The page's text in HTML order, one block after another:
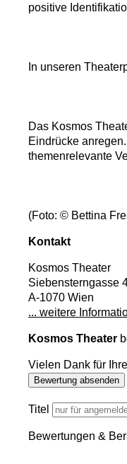
positive
In unseren
Das Kosmos
Eindrücke
themenrelevante
(Foto: © Bettina
Kontakt
Kosmos Theater
Siebensterngasse
A-1070 Wien
... weitere
Kosmos Theater
Vielen Dank für
Bewertung absenden
Titel
Bewertungen &